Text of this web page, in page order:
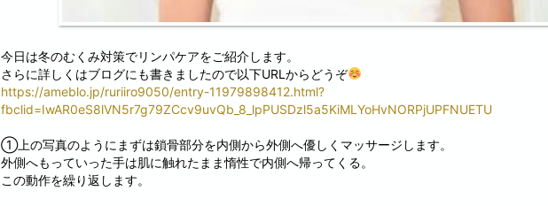
今日は冬のむくみ対策でリンパケアをご紹介します。
さらに詳しくはブログにも書きましたので以下URLからどうぞ
https://ameblo.jp/ruriiro9050/entry-11979898412.html?
fbclid=IwAR0eS8lVN5r7g79ZCcv9uvQb_8_lpPUSDzl5a5KiMLYoHvNORPjUPFNUETU
①上の写真のようにまずは鎖骨部分を内側から外側へ優しくマッサージします。
外側へもっていった手は肌に触れたまま惰性で内側へ帰ってくる。
この動作を繰り返します。